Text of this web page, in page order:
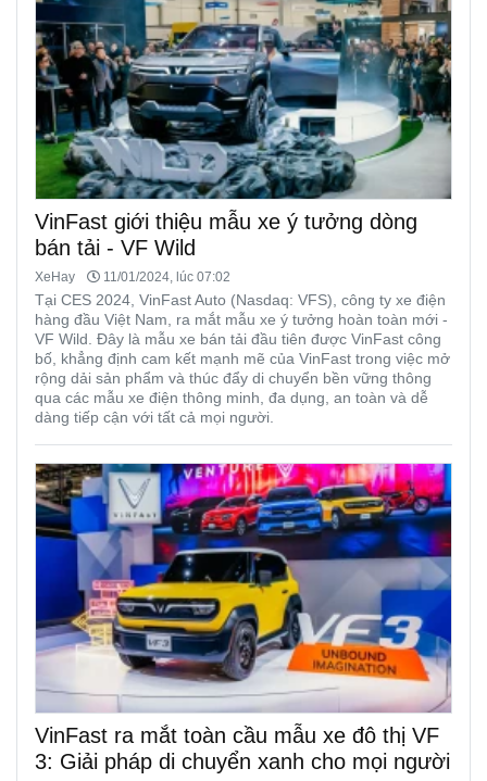
VinFast giới thiệu mẫu xe ý tưởng dòng
bán tải - VF Wild
XeHay 11/01/2024, lúc 07:02
Tại CES 2024, VinFast Auto (Nasdaq: VFS), công ty xe điện
hàng đầu Việt Nam, ra mắt mẫu xe ý tưởng hoàn toàn mới -
VF Wild. Đây là mẫu xe bán tải đầu tiên được VinFast công
bố, khẳng định cam kết mạnh mẽ của VinFast trong việc mở
rộng dải sản phẩm và thúc đẩy di chuyển bền vững thông
qua các mẫu xe điện thông minh, đa dụng, an toàn và dễ
dàng tiếp cận với tất cả mọi người.
VinFast ra mắt toàn cầu mẫu xe đô thị VF
3: Giải pháp di chuyển xanh cho mọi người